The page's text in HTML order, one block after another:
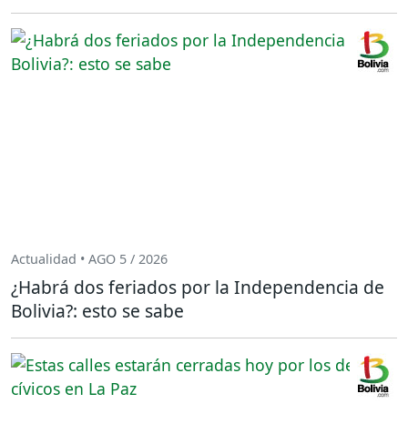
Actualidad • AGO 5 / 2026
¿Habrá dos feriados por la Independencia de
Bolivia?: esto se sabe